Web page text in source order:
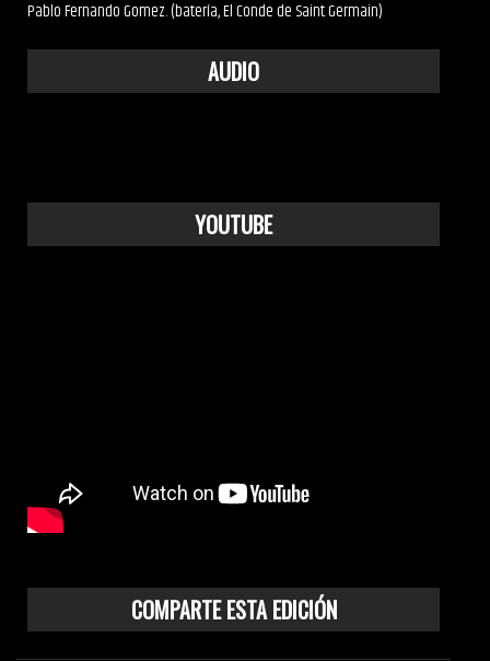
Pablo Fernando Gomez. (batería, El Conde de Saint Germain)
AUDIO
YOUTUBE
COMPARTE ESTA EDICIÓN